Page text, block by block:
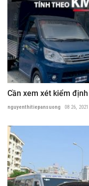
Cần xem xét kiểm
nguyenthitiepansuong 08 26, 2021